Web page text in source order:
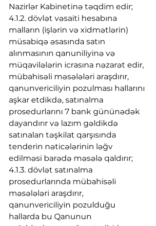
Nazirlər Kabinetinə təqdim edir;
4.1.2. dövlət vəsaiti hesabına
malların (işlərin və xidmətlərin)
müsabiqə əsasında satın
alınmasının qanuniliyinə və
müqavilələrin icrasına nəzarət edir,
mübahisəli məsələləri araşdırır,
qanunvericiliyin pozulması hallarını
aşkar etdikdə, satınalma
prosedurlarını 7 bank gününədək
dayandırır və lazım gəldikdə
satınalan təşkilat qarşısında
tenderin nəticələrinin ləğv
edilməsi barədə məsələ qaldırır;
4.1.3. dövlət satınalma
prosedurlarında mübahisəli
məsələləri araşdırır,
qanunvericiliyin pozulduğu
hallarda bu Qanunun